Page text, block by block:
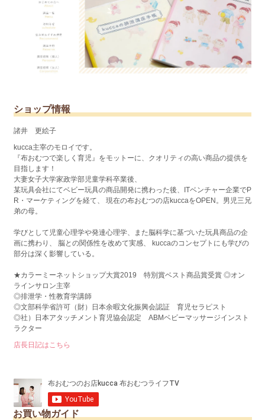
ショップ情報
諸井 更絵子
kucca主宰のモロイです。
『布おむつで楽しく育児』をモットーに、クオリティの高い商品の提供を
目指します！
大妻女子大学家政学部児童学科卒業後、
某玩具会社にてベビー玩具の商品開発に携わった後、ITベンチャー企業でP
R・マーケティングを経て、 現在の布おむつの店kuccaをOPEN。男児三兄
弟の母。
学びとして児童心理学や発達心理学、また脳科学に基づいた玩具商品の企
画に携わり、 脳との関係性を改めて実感、 kuccaのコンセプトにも学びの
部分は深く影響している。
★カラーミーネットショップ大賞2019 特別賞ベスト商品賞受賞 ◎オン
ラインサロン主宰
◎排泄学・性教育学講師
◎文部科学省許可（財）日本余暇文化振興会認証 育児セラピスト
◎社）日本アタッチメント育児協会認定 ABMベビーマッサージインスト
ラクター
店長日記はこちら
お買い物ガイド